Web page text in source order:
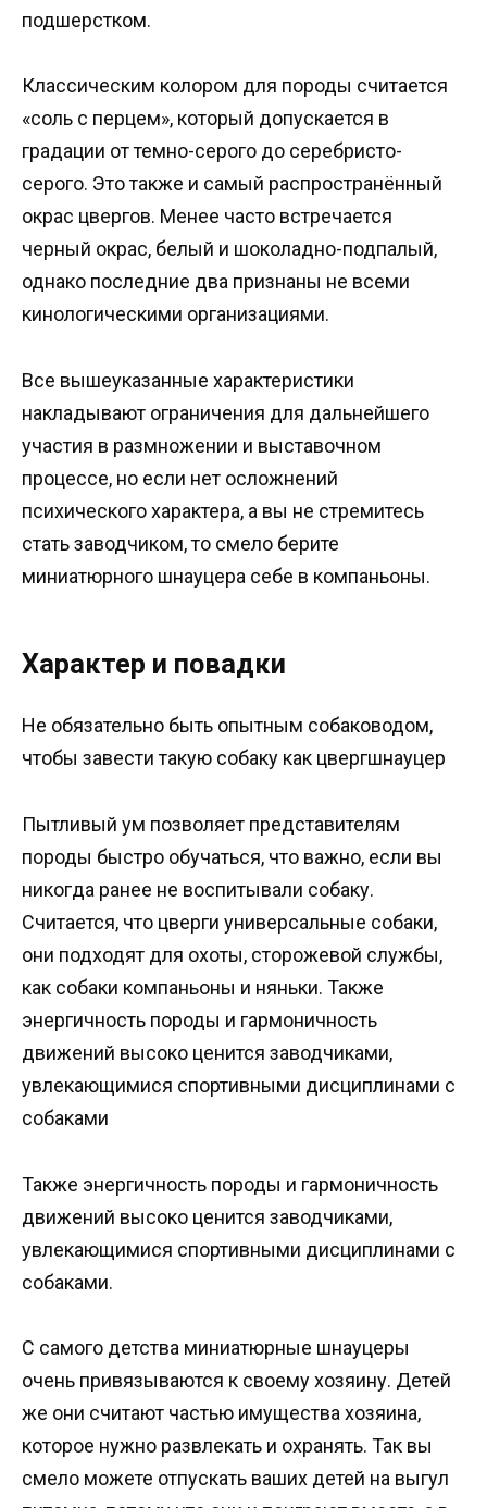
подшерстком.
Классическим колором для породы считается
«соль с перцем», который допускается в
градации от темно-серого до серебристо-
серого. Это также и самый распространённый
окрас цвергов. Менее часто встречается
черный окрас, белый и шоколадно-подпалый,
однако последние два признаны не всеми
кинологическими организациями.
Все вышеуказанные характеристики
накладывают ограничения для дальнейшего
участия в размножении и выставочном
процессе, но если нет осложнений
психического характера, а вы не стремитесь
стать заводчиком, то смело берите
миниатюрного шнауцера себе в компаньоны.
Характер и повадки
Не обязательно быть опытным собаководом,
чтобы завести такую собаку как цвергшнауцер
Пытливый ум позволяет представителям
породы быстро обучаться, что важно, если вы
никогда ранее не воспитывали собаку.
Считается, что цверги универсальные собаки,
они подходят для охоты, сторожевой службы,
как собаки компаньоны и няньки. Также
энергичность породы и гармоничность
движений высоко ценится заводчиками,
увлекающимися спортивными дисциплинами с
собаками
Также энергичность породы и гармоничность
движений высоко ценится заводчиками,
увлекающимися спортивными дисциплинами с
собаками.
С самого детства миниатюрные шнауцеры
очень привязываются к своему хозяину. Детей
же они считают частью имущества хозяина,
которое нужно развлекать и охранять. Так вы
смело можете отпускать ваших детей на выгул